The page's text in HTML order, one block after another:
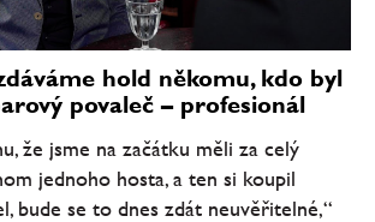
hold někomu, kdo byl
povaleč – profesionál
že jsme na začátku měli za celý
jednoho hosta, a ten si koupil
bude se to dnes zdát neuvěřitelné,“